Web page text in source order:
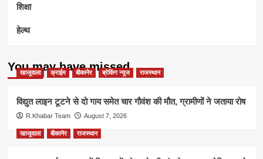
शिक्षा
हेल्थ
You may have missed
खाजूवाला क्राईम बीकानेर ब्रेकिंग न्यूज राजस्थान
विद्युत लाइन टूटने से दो गाय समेत चार गौवंश की मौत, ग्रामीणों ने जताया रोष
R.Khabar Team August 7, 2026
खाजूवाला बीकानेर राजस्थान